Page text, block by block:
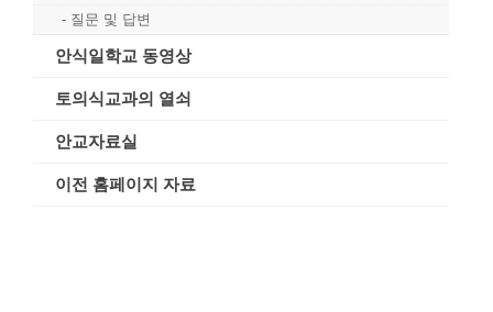
질문 및 답변
안식일학교 동영상
토의식교과의 열쇠
안교자료실
이전 홈페이지 자료